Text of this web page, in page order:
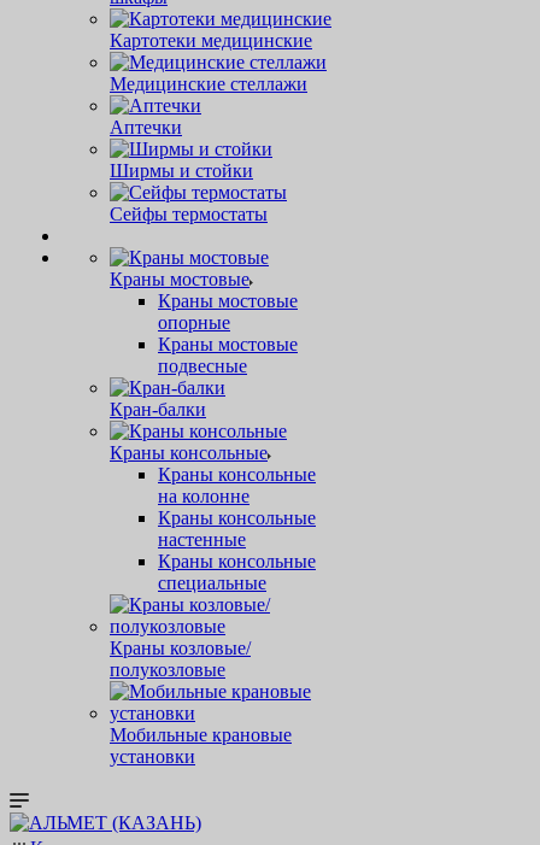
Картотеки медицинские
Медицинские стеллажи
Аптечки
Ширмы и стойки
Сейфы термостаты
Краны мостовые
Краны мостовые
опорные
Краны мостовые
подвесные
Кран-балки
Краны консольные
Краны консольные
на колонне
Краны консольные
настенные
Краны консольные
специальные
Краны козловые/
полукозловые
Мобильные крановые
установки